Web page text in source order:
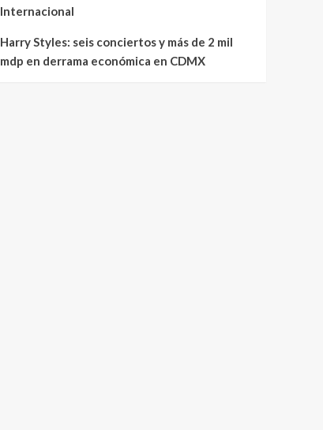
Internacional
Harry Styles: seis conciertos y más de 2 mil
mdp en derrama económica en CDMX